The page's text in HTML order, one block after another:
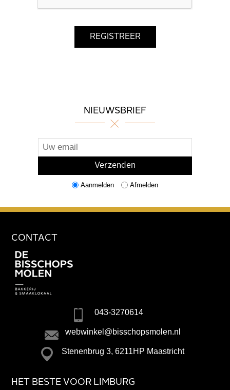
NIEUWSBRIEF
Aanmelden Afmelden
CONTACT
043-3270614
webwinkel@bisschopsmolen.nl
Stenenbrug 3, 6211HP Maastricht
HET BESTE VOOR LIMBURG